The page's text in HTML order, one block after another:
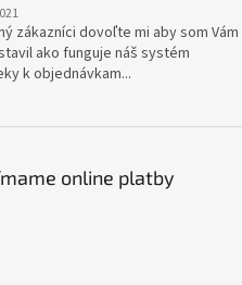
zákazníci dovoľte mi aby som Vám
ako funguje náš systém
k objednávkam...
online platby